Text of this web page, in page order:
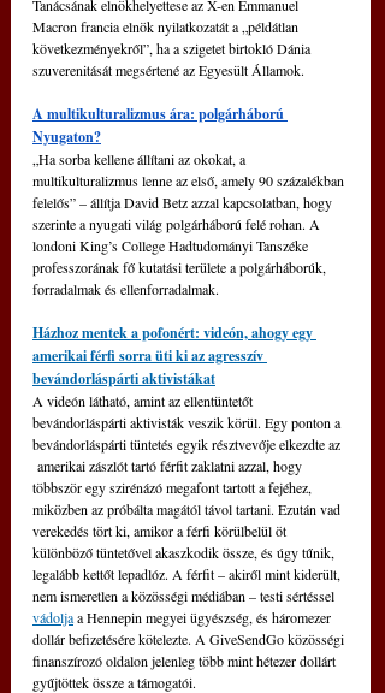
Tanácsának elnökhelyettese az X-en Emmanuel
Macron francia elnök nyilatkozatát a „példátlan
következményekről”, ha a szigetet birtokló Dánia
szuverenitását megsértené az Egyesült Államok.
A multikulturalizmus ára: polgárháború
Nyugaton?
„Ha sorba kellene állítani az okokat, a
multikulturalizmus lenne az első, amely 90 százalékban
felelős” – állítja David Betz azzal kapcsolatban, hogy
szerinte a nyugati világ polgárháború felé rohan. A
londoni King’s College Had­tudományi Tanszéke
professzorának fő kutatási területe a polgárháborúk,
forradalmak és ellenforradalmak.
Házhoz mentek a pofonért: videón, ahogy egy
amerikai férfi sorra üti ki az agresszív
bevándorláspárti aktivistákat
A videón látható, amint az ellentüntetőt
bevándorláspárti aktivisták veszik körül. Egy ponton a
bevándorláspárti tüntetés egyik résztvevője elkezdte az
amerikai zászlót tartó férfit zaklatni azzal, hogy
többször egy szirénázó megafont tartott a fejéhez,
miközben az próbálta magától távol tartani. Ezután vad
verekedés tört ki, amikor a férfi körülbelül öt
különböző tüntetővel akaszkodik össze, és úgy tűnik,
legalább kettőt lepadlóz. A férfit – akiről mint kiderült,
nem ismeretlen a közösségi médiában – testi sértéssel
vádoljaa Hennepin megyei ügyészség, és háromezer
dollár befizetésére kötelezte. A GiveSendGo közösségi
finanszírozó oldalon jelenleg több mint hétezer dollárt
gyűjtöttek össze a támogatói.